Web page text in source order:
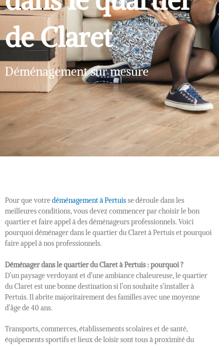
de Claret
Déménagement sur mesure
Pour que votredéménagement à Pertuisse déroule dans les
meilleures conditions, vous devez commencer par choisir le bon
quartier et faire appel à des déménageurs professionnels. Voici
pourquoi déménager dans le quartier du Claret à Pertuis et pourquoi
faire appel à nos professionnels.
Déménager dans le quartier du Claret à Pertuis : pourquoi ?
D’un paysage verdoyant et d’une ambiance chaleureuse, le quartier
du Claret est une bonne destination si l’on souhaite s’installer à
Pertuis. Il abrite majoritairement des familles avec une moyenne
d’âge de 40 ans.
Transports, commerces, établissements scolaires et de santé,
équipements sportifs et lieux de loisir sont tous à proximité du